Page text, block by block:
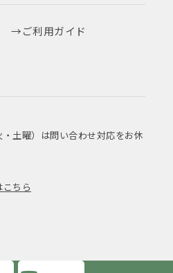
ご利用ガイド
土曜）は問い合わせ対応をお休
ちら